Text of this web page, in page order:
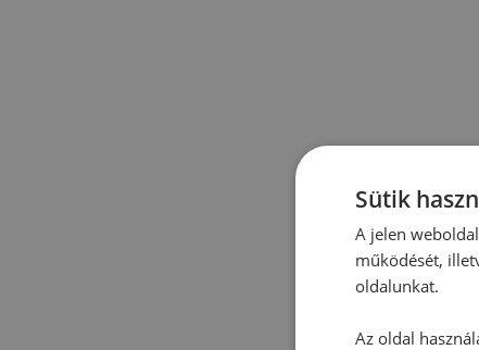
Sütik
A jelen
működését,
oldalunkat.
Az oldal